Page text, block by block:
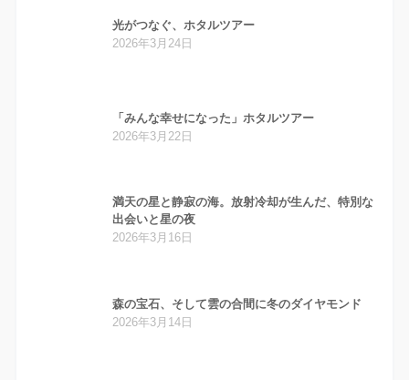
光がつなぐ、ホタルツアー
2026年3月24日
「みんな幸せになった」ホタルツアー
2026年3月22日
満天の星と静寂の海。放射冷却が生んだ、特別な
出会いと星の夜
2026年3月16日
森の宝石、そして雲の合間に冬のダイヤモンド
2026年3月14日